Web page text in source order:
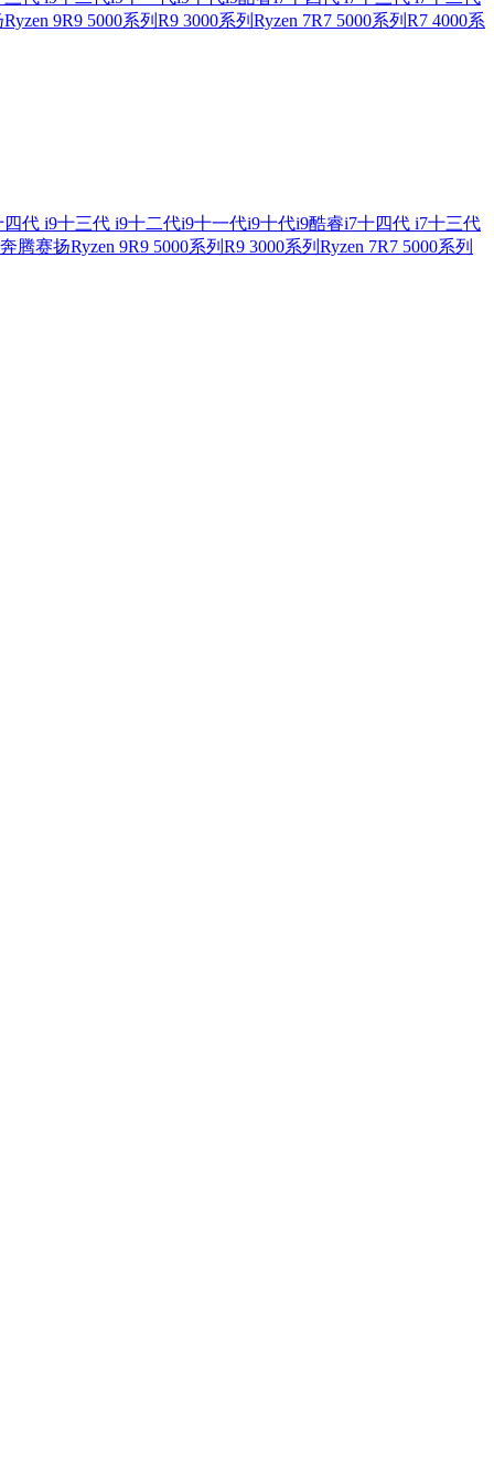
Ryzen 9R9 5000系列 R9 3000系列 Ryzen 7R7 5000系列 R7 4000系
四代 i9十三代 i9十二代i9十一代i9十代i9酷睿i7十四代 i7十三代
奔腾赛扬Ryzen 9R9 5000系列 R9 3000系列 Ryzen 7R7 5000系列